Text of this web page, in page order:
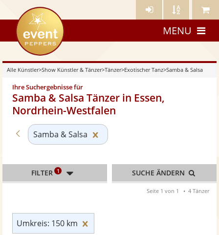
Künstler- Künstler Meine
eventpeppers
MENU
Alle Künstler>Show Künstler & Tänzer>Tänzer>Exotischer Tanz>Samba & Salsa
Ihre Suchergebnisse für
Samba & Salsa Tänzer in Essen,
Nordrhein-Westfalen
Zurück zu «Exotischer Tanz»
Samba & Salsa Kategorie «Samba & Salsa»
Umkreis: 150 km
FILTER 1 SUCHE ÄNDERN
Seite 1 von 1 4 Tänzer